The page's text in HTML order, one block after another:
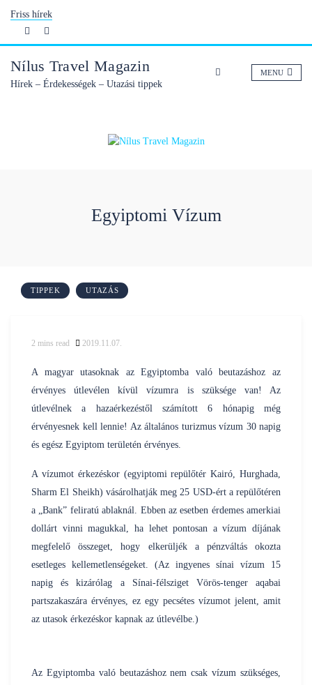
content
Friss hírek
Nílus Travel Magazin
Hírek – Érdekességek – Utazási tippek
MENU
Egyiptomi Vízum
TIPPEK UTAZÁS
2 mins read
2019.11.07.
A magyar utasoknak az Egyiptomba való beutazáshoz az
érvényes útlevélen kívül vízumra is szüksége van! Az
útlevélnek a hazaérkezéstől számított 6 hónapig még
érvényesnek kell lennie! Az általános turizmus vízum 30 napig
és egész Egyiptom területén érvényes.
A vízumot érkezéskor (egyiptomi repülőtér Kairó, Hurghada,
Sharm El Sheikh) vásárolhatják meg 25 USD-ért a repülőtéren
a „Bank” feliratú ablaknál. Ebben az esetben érdemes amerkiai
dollárt vinni magukkal, ha lehet pontosan a vízum díjának
megfelelő összeget, hogy elkerüljék a pénzváltás okozta
esetleges kellemetlenségeket. (Az ingyenes sínai vízum 15
napig és kizárólag a Sínai-félsziget Vörös-tenger aqabai
partszakaszára érvényes, ez egy pecsétes vízumot jelent, amit
az utasok érkezéskor kapnak az útlevélbe.)
Az Egyiptomba való beutazáshoz nem csak vízum szükséges,